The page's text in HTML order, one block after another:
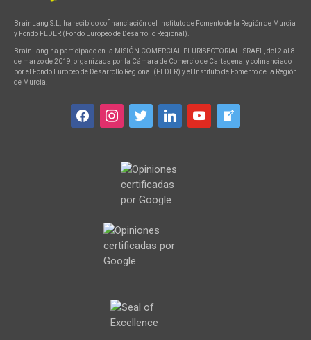
BrainLang S.L. ha recibido cofinanciación del Instituto de Fomento de la Región de Murcia
y Fondo FEDER (Fondo Europeo de Desarrollo Regional).
BrainLang ha participado en la MISIÓN COMERCIAL PLURISECTORIAL ISRAEL, del 2 al 8
de marzo de 2019, organizada por la Cámara de Comercio de Cartagena, y cofinanciado
por el Fondo Europeo de Desarrollo Regional (FEDER) y el Instituto de Fomento de la Región
de Murcia.